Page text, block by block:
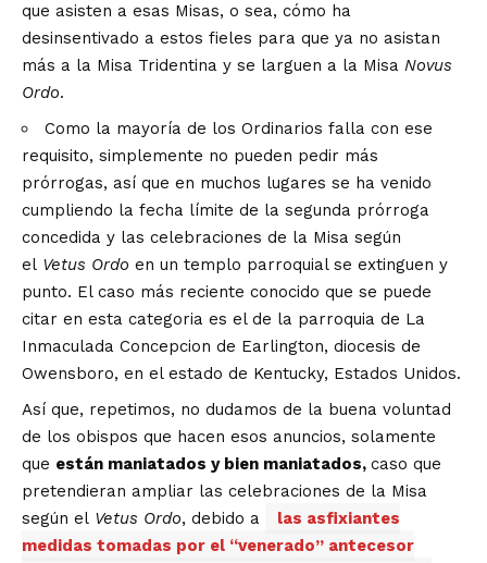
que asisten a esas Misas, o sea, cómo ha
desinsentivado a estos fieles para que ya no asistan
más a la Misa Tridentina y se larguen a la Misa Novus
Ordo.
Como la mayoría de los Ordinarios falla con ese
requisito, simplemente no pueden pedir más
prórrogas, así que en muchos lugares se ha venido
cumpliendo la fecha límite de la segunda prórroga
concedida y las celebraciones de la Misa según
el Vetus Ordo en un templo parroquial se extinguen y
punto. El caso más reciente conocido que se puede
citar en esta categoria es el de la parroquia de La
Inmaculada Concepcion de Earlington, diocesis de
Owensboro, en el estado de Kentucky, Estados Unidos.
Así que, repetimos, no dudamos de la buena voluntad
de los obispos que hacen esos anuncios, solamente
que están maniatados y bien maniatados, caso que
pretendieran ampliar las celebraciones de la Misa
según el Vetus Ordo, debido a
las asfixiantes
medidas tomadas por el “venerado” antecesor